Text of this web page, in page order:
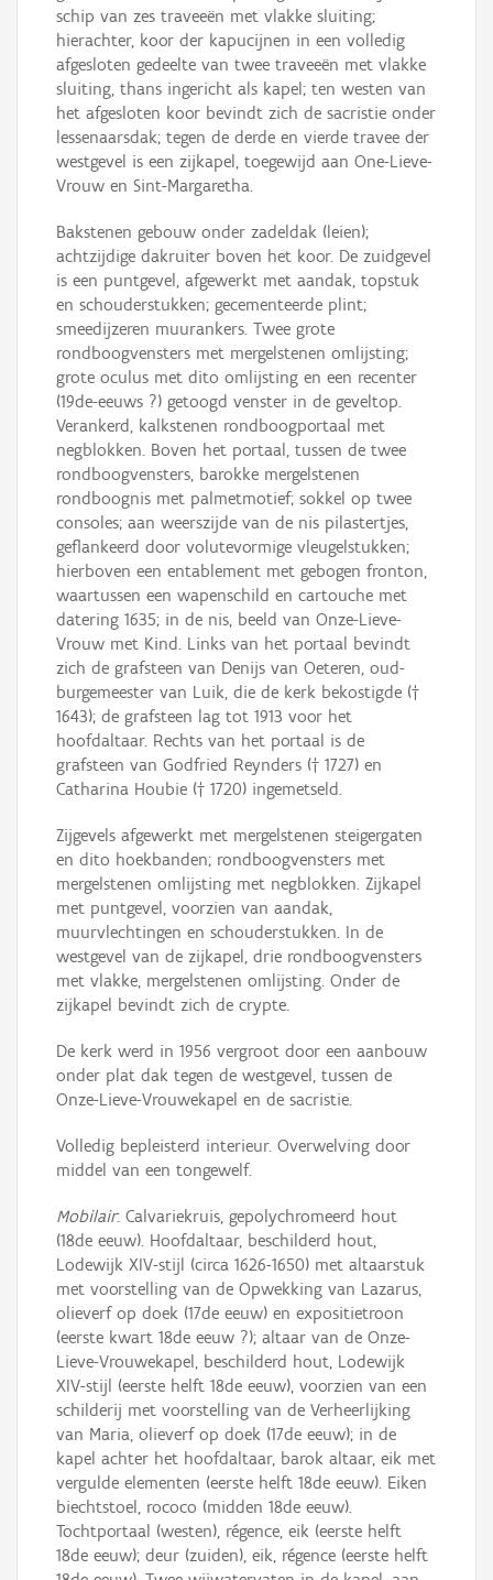
schip van zes traveeën met vlakke sluiting;
hierachter, koor der kapucijnen in een volledig
afgesloten gedeelte van twee traveeën met vlakke
sluiting, thans ingericht als kapel; ten westen van
het afgesloten koor bevindt zich de sacristie onder
lessenaarsdak; tegen de derde en vierde travee der
westgevel is een zijkapel, toegewijd aan One-Lieve-
Vrouw en Sint-Margaretha.
Bakstenen gebouw onder zadeldak (leien);
achtzijdige dakruiter boven het koor. De zuidgevel
is een puntgevel, afgewerkt met aandak, topstuk
en schouderstukken; gecementeerde plint;
smeedijzeren muurankers. Twee grote
rondboogvensters met mergelstenen omlijsting;
grote oculus met dito omlijsting en een recenter
(19de-eeuws ?) getoogd venster in de geveltop.
Verankerd, kalkstenen rondboogportaal met
negblokken. Boven het portaal, tussen de twee
rondboogvensters, barokke mergelstenen
rondboognis met palmetmotief; sokkel op twee
consoles; aan weerszijde van de nis pilastertjes,
geflankeerd door volutevormige vleugelstukken;
hierboven een entablement met gebogen fronton,
waartussen een wapenschild en cartouche met
datering 1635; in de nis, beeld van Onze-Lieve-
Vrouw met Kind. Links van het portaal bevindt
zich de grafsteen van Denijs van Oeteren, oud-
burgemeester van Luik, die de kerk bekostigde (†
1643); de grafsteen lag tot 1913 voor het
hoofdaltaar. Rechts van het portaal is de
grafsteen van Godfried Reynders († 1727) en
Catharina Houbie († 1720) ingemetseld.
Zijgevels afgewerkt met mergelstenen steigergaten
en dito hoekbanden; rondboogvensters met
mergelstenen omlijsting met negblokken. Zijkapel
met puntgevel, voorzien van aandak,
muurvlechtingen en schouderstukken. In de
westgevel van de zijkapel, drie rondboogvensters
met vlakke, mergelstenen omlijsting. Onder de
zijkapel bevindt zich de crypte.
De kerk werd in 1956 vergroot door een aanbouw
onder plat dak tegen de westgevel, tussen de
Onze-Lieve-Vrouwekapel en de sacristie.
Volledig bepleisterd interieur. Overwelving door
middel van een tongewelf.
Mobilair: Calvariekruis, gepolychromeerd hout
(18de eeuw). Hoofdaltaar, beschilderd hout,
Lodewijk XIV-stijl (circa 1626-1650) met altaarstuk
met voorstelling van de Opwekking van Lazarus,
olieverf op doek (17de eeuw) en expositietroon
(eerste kwart 18de eeuw ?); altaar van de Onze-
Lieve-Vrouwekapel, beschilderd hout, Lodewijk
XIV-stijl (eerste helft 18de eeuw), voorzien van een
schilderij met voorstelling van de Verheerlijking
van Maria, olieverf op doek (17de eeuw); in de
kapel achter het hoofdaltaar, barok altaar, eik met
vergulde elementen (eerste helft 18de eeuw). Eiken
biechtstoel, rococo (midden 18de eeuw).
Tochtportaal (westen), régence, eik (eerste helft
18de eeuw); deur (zuiden), eik, régence (eerste helft